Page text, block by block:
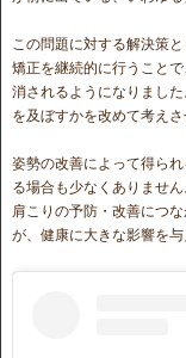
この問題に対する解決策
矯正を継続的に行うこと
消されるようになりまし
を及ぼすかを改めて考えさ
姿勢の改善によって得ら
る場合も少なくありませ
肩こりの予防・改善につ
が、健康に大きな影響を与